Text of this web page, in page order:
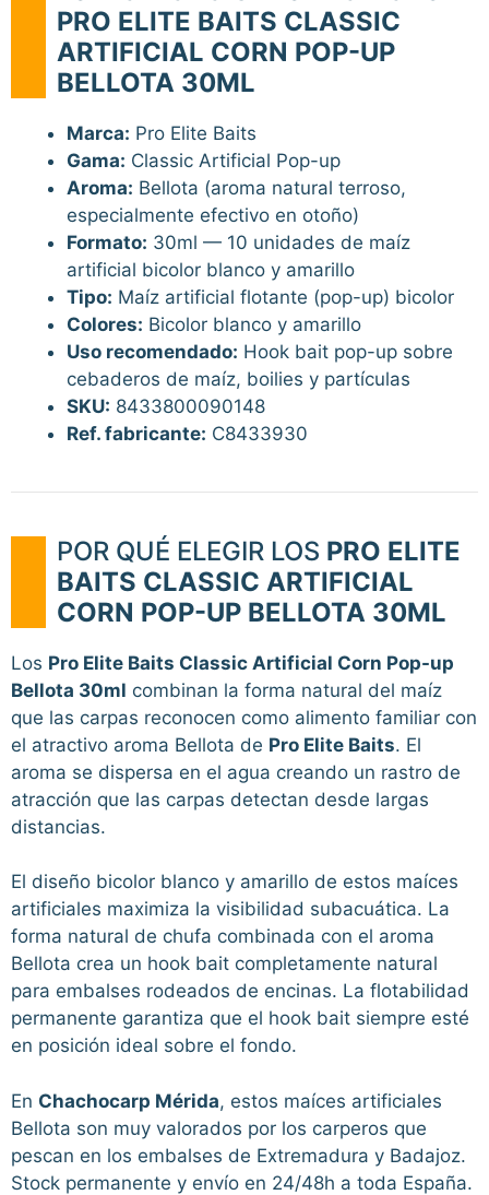
PRO ELITE BAITS CLASSIC
ARTIFICIAL CORN POP-UP
BELLOTA 30ML
Marca: Pro Elite Baits
Gama: Classic Artificial Pop-up
Aroma: Bellota (aroma natural terroso,
especialmente efectivo en otoño)
Formato: 30ml — 10 unidades de maíz
artificial bicolor blanco y amarillo
Tipo: Maíz artificial flotante (pop-up) bicolor
Colores: Bicolor blanco y amarillo
Uso recomendado: Hook bait pop-up sobre
cebaderos de maíz, boilies y partículas
SKU: 8433800090148
Ref. fabricante: C8433930
POR QUÉ ELEGIR LOS PRO ELITE
BAITS CLASSIC ARTIFICIAL
CORN POP-UP BELLOTA 30ML
Los Pro Elite Baits Classic Artificial Corn Pop-up
Bellota 30ml combinan la forma natural del maíz
que las carpas reconocen como alimento familiar con
el atractivo aroma Bellota de Pro Elite Baits. El
aroma se dispersa en el agua creando un rastro de
atracción que las carpas detectan desde largas
distancias.
El diseño bicolor blanco y amarillo de estos maíces
artificiales maximiza la visibilidad subacuática. La
forma natural de chufa combinada con el aroma
Bellota crea un hook bait completamente natural
para embalses rodeados de encinas. La flotabilidad
permanente garantiza que el hook bait siempre esté
en posición ideal sobre el fondo.
En Chachocarp Mérida, estos maíces artificiales
Bellota son muy valorados por los carperos que
pescan en los embalses de Extremadura y Badajoz.
Stock permanente y envío en 24/48h a toda España.